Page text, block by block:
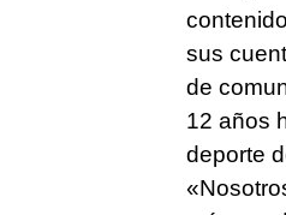
sus
de
12 años
deporte